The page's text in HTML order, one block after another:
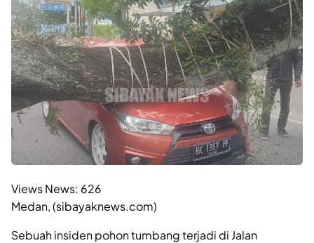
Views News: 626
Medan, (sibayaknews.com)
Sebuah insiden pohon tumbang terjadi di Jalan